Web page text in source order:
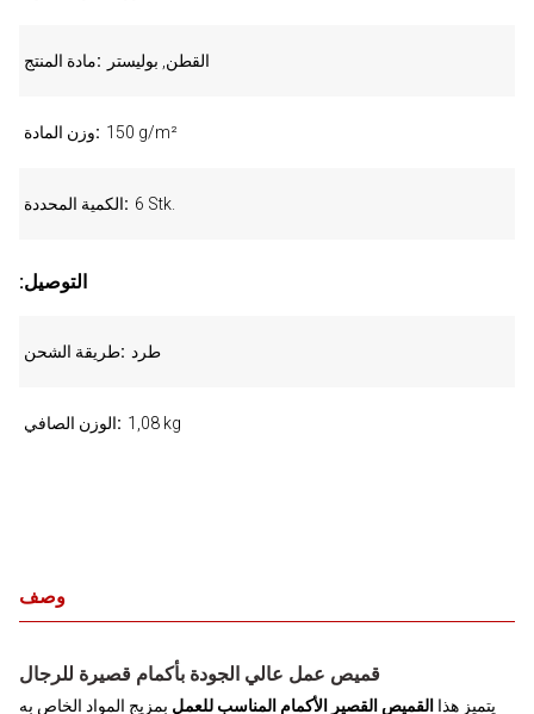
وصف
قميص عمل عالي الجودة بأكمام قصيرة للرجال
يتميز هذا القميص القصير الأكمام المناسب للعمل بمزيج المواد الخاص به
مادة المنتج القطن, بوليستر
وزن المادة 150 g/m²
الكمية المحددة 6 Stk.
:التوصيل
طريقة الشحن طرد
الوزن الصافي 1,08 kg